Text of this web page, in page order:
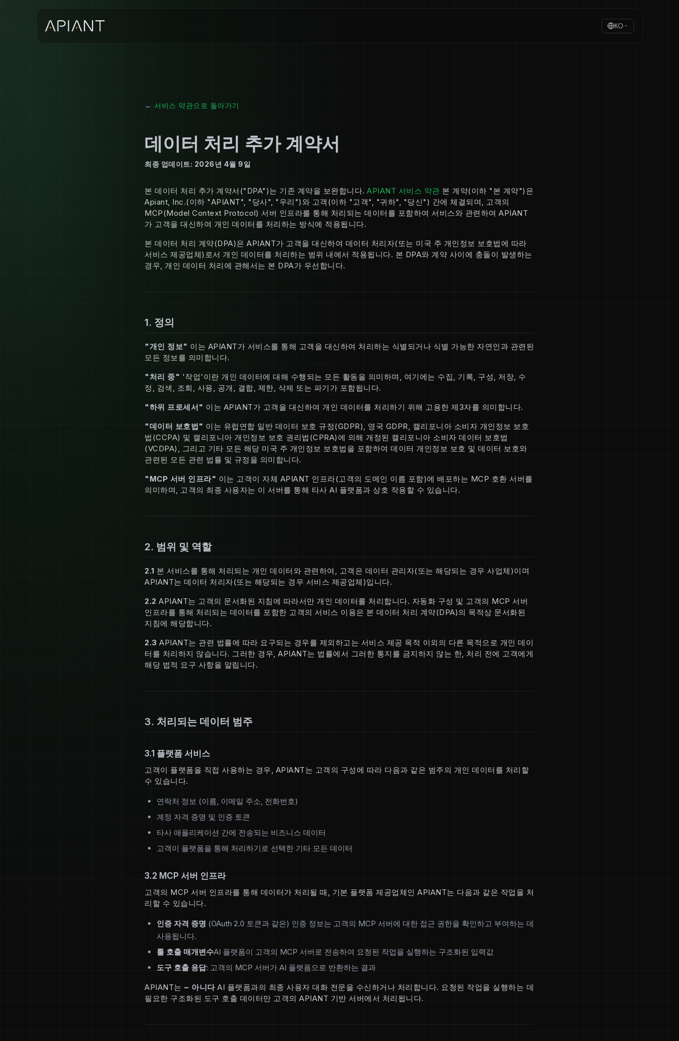
KO
← 서비스 약관으로 돌아가기
데이터 처리 추가 계약서
최종 업데이트: 2026년 4월 9일
본 데이터 처리 추가 계약서("DPA")는 기존 계약을 보완합니다. APIANT 서비스 약관 본 계약(이하 "본 계약")은
Apiant, Inc.(이하 "APIANT", "당사", "우리")와 고객(이하 "고객", "귀하", "당신") 간에 체결되며, 고객의
MCP(Model Context Protocol) 서버 인프라를 통해 처리되는 데이터를 포함하여 서비스와 관련하여 APIANT
가 고객을 대신하여 개인 데이터를 처리하는 방식에 적용됩니다.
본 데이터 처리 계약(DPA)은 APIANT가 고객을 대신하여 데이터 처리자(또는 미국 주 개인정보 보호법에 따라
서비스 제공업체)로서 개인 데이터를 처리하는 범위 내에서 적용됩니다. 본 DPA와 계약 사이에 충돌이 발생하는
경우, 개인 데이터 처리에 관해서는 본 DPA가 우선합니다.
1. 정의
"개인 정보" 이는 APIANT가 서비스를 통해 고객을 대신하여 처리하는 식별되거나 식별 가능한 자연인과 관련된
모든 정보를 의미합니다.
"처리 중" '작업'이란 개인 데이터에 대해 수행되는 모든 활동을 의미하며, 여기에는 수집, 기록, 구성, 저장, 수
정, 검색, 조회, 사용, 공개, 결합, 제한, 삭제 또는 파기가 포함됩니다.
"하위 프로세서" 이는 APIANT가 고객을 대신하여 개인 데이터를 처리하기 위해 고용한 제3자를 의미합니다.
"데이터 보호법" 이는 유럽연합 일반 데이터 보호 규정(GDPR), 영국 GDPR, 캘리포니아 소비자 개인정보 보호
법(CCPA) 및 캘리포니아 개인정보 보호 권리법(CPRA)에 의해 개정된 캘리포니아 소비자 데이터 보호법
(VCDPA), 그리고 기타 모든 해당 미국 주 개인정보 보호법을 포함하여 데이터 개인정보 보호 및 데이터 보호와
관련된 모든 관련 법률 및 규정을 의미합니다.
"MCP 서버 인프라" 이는 고객이 자체 APIANT 인프라(고객의 도메인 이름 포함)에 배포하는 MCP 호환 서버를
의미하며, 고객의 최종 사용자는 이 서버를 통해 타사 AI 플랫폼과 상호 작용할 수 있습니다.
2. 범위 및 역할
2.1 본 서비스를 통해 처리되는 개인 데이터와 관련하여, 고객은 데이터 관리자(또는 해당되는 경우 사업체)이며
APIANT는 데이터 처리자(또는 해당되는 경우 서비스 제공업체)입니다.
2.2 APIANT는 고객의 문서화된 지침에 따라서만 개인 데이터를 처리합니다. 자동화 구성 및 고객의 MCP 서버
인프라를 통해 처리되는 데이터를 포함한 고객의 서비스 이용은 본 데이터 처리 계약(DPA)의 목적상 문서화된
지침에 해당합니다.
2.3 APIANT는 관련 법률에 따라 요구되는 경우를 제외하고는 서비스 제공 목적 이외의 다른 목적으로 개인 데이
터를 처리하지 않습니다. 그러한 경우, APIANT는 법률에서 그러한 통지를 금지하지 않는 한, 처리 전에 고객에게
해당 법적 요구 사항을 알립니다.
3. 처리되는 데이터 범주
3.1 플랫폼 서비스
고객이 플랫폼을 직접 사용하는 경우, APIANT는 고객의 구성에 따라 다음과 같은 범주의 개인 데이터를 처리할
수 있습니다.
연락처 정보 (이름, 이메일 주소, 전화번호)
계정 자격 증명 및 인증 토큰
타사 애플리케이션 간에 전송되는 비즈니스 데이터
고객이 플랫폼을 통해 처리하기로 선택한 기타 모든 데이터
3.2 MCP 서버 인프라
고객의 MCP 서버 인프라를 통해 데이터가 처리될 때, 기본 플랫폼 제공업체인 APIANT는 다음과 같은 작업을 처
리할 수 있습니다.
인증 자격 증명 (OAuth 2.0 토큰과 같은) 인증 정보는 고객의 MCP 서버에 대한 접근 권한을 확인하고 부여하는 데
사용됩니다.
툴 호출 매개변수AI 플랫폼이 고객의 MCP 서버로 전송하여 요청된 작업을 실행하는 구조화된 입력값
도구 호출 응답: 고객의 MCP 서버가 AI 플랫폼으로 반환하는 결과
APIANT는 ~ 아니다AI 플랫폼과의 최종 사용자 대화 전문을 수신하거나 처리합니다. 요청된 작업을 실행하는 데
필요한 구조화된 도구 호출 데이터만 고객의 APIANT 기반 서버에서 처리됩니다.